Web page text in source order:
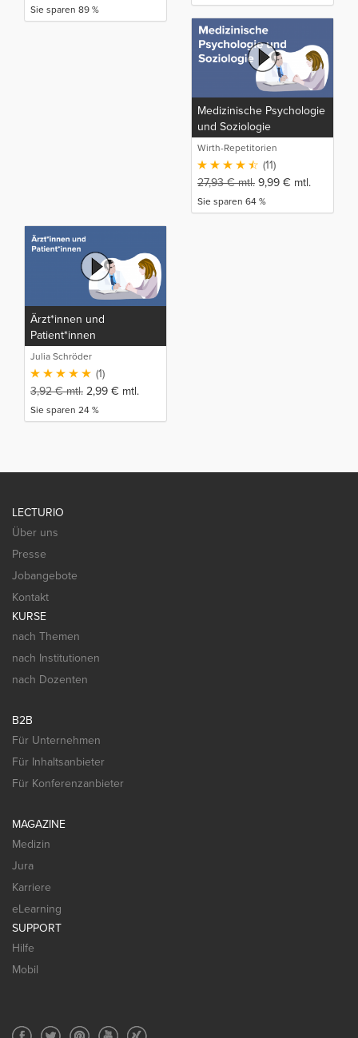
Sie sparen 89 %
Medizinische Psychologie
und Soziologie
Wirth-Repetitorien
(11)
27,93€mtl. 9,99 € mtl.
Sie sparen 64 %
Ärzt*innen und
Patient*innen
Julia Schröder
(1)
3,92€mtl. 2,99 € mtl.
Sie sparen 24 %
LECTURIO
Über uns
Presse
Jobangebote
Kontakt
KURSE
nach Themen
nach Institutionen
nach Dozenten
B2B
Für Unternehmen
Für Inhaltsanbieter
Für Konferenzanbieter
MAGAZINE
Medizin
Jura
Karriere
eLearning
SUPPORT
Hilfe
Mobil